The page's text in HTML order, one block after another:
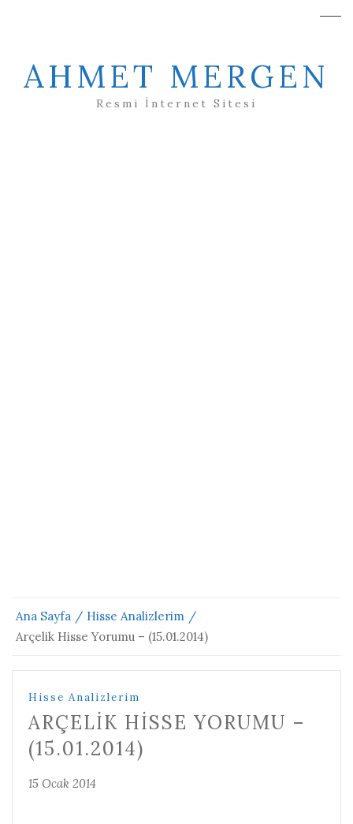
AHMET MERGEN
Resmi İnternet Sitesi
Ana Sayfa
Hisse Analizlerim
Arçelik Hisse Yorumu – (15.01.2014)
Hisse Analizlerim
ARÇELIK HISSE YORUMU –
(15.01.2014)
15 Ocak 2014